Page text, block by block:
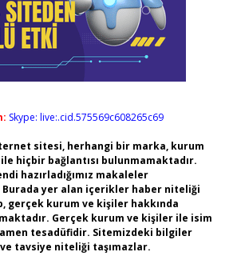
Skype: live:.cid.575569c608265c69
sitesi, herhangi bir marka, kurum
hiçbir bağlantısı bulunmamaktadır.
hazırladığımız makaleler
Burada yer alan içerikler haber niteliği
gerçek kurum ve kişiler hakkında
Gerçek kurum ve kişiler ile isim
tesadüfidir. Sitemizdeki bilgiler
tavsiye niteliği taşımazlar.